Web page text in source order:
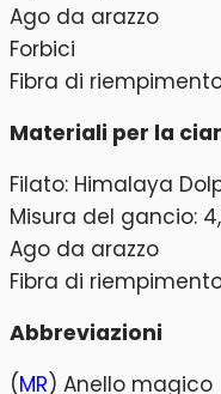
Ago da arazzo
Forbici
Fibra di
Materiali per la
Filato: Himalaya
Misura del gancio:
Ago da arazzo
Fibra di
Abbreviazioni
(MR) Anello magico